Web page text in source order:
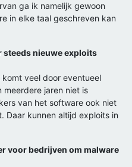
ga ik namelijk gewoon
in elke taal geschreven kan
steeds nieuwe exploits
veel door eventueel
jaren niet is
van het software ook niet
Daar kunnen altijd exploits in
voor bedrijven om malware